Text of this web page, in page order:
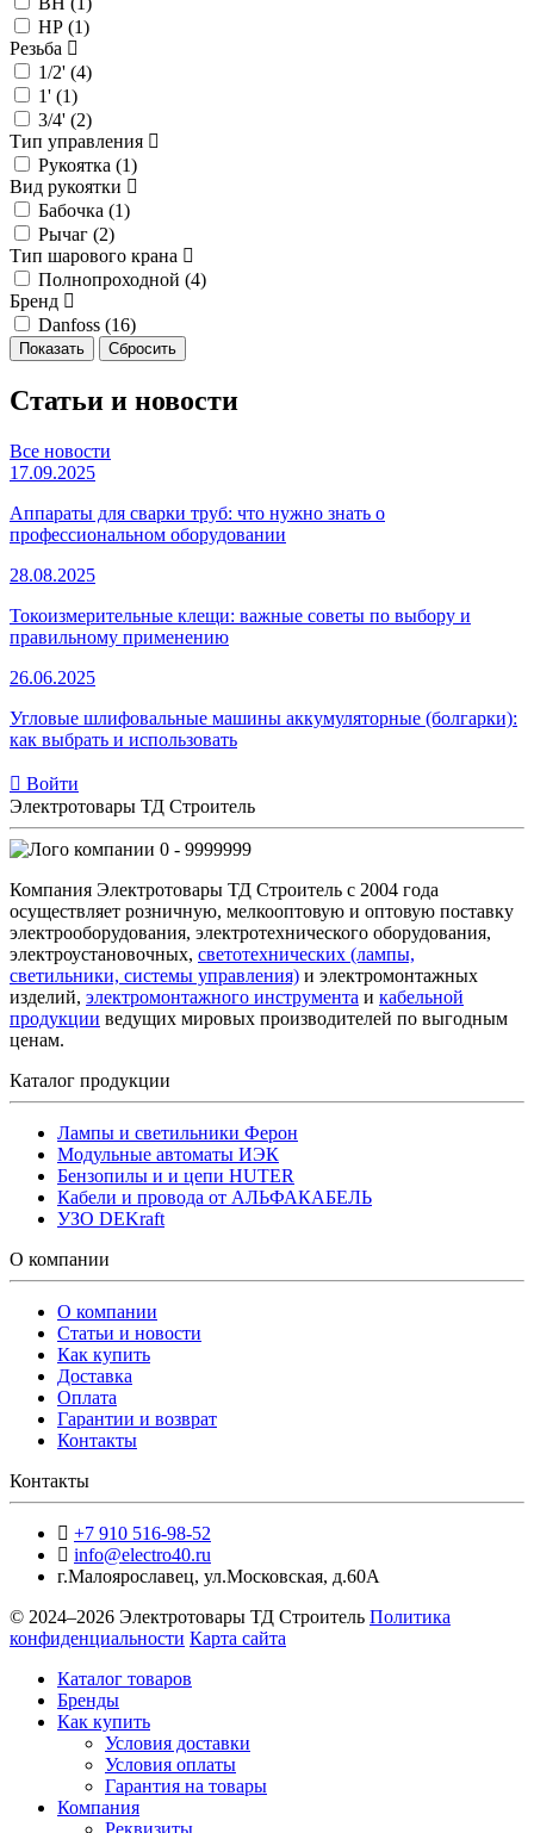
НР (1)
Резьба
1/2' (4)
1' (1)
3/4' (2)
Тип управления
Рукоятка (1)
Вид рукоятки
Бабочка (1)
Рычаг (2)
Тип шарового крана
Полнопроходной (4)
Бренд
Danfoss (16)
Статьи и новости
Все новости
17.09.2025
Аппараты для сварки труб: что нужно знать о
профессиональном оборудовании
28.08.2025
Токоизмерительные клещи: важные советы по выбору и
правильному применению
26.06.2025
Угловые шлифовальные машины аккумуляторные (болгарки):
как выбрать и использовать
Войти
Электротовары ТД Строитель
0 - 9999999
Компания Электротовары ТД Строитель с 2004 года
осуществляет розничную, мелкооптовую и оптовую поставку
электрооборудования, электротехнического оборудования,
электроустановочных, светотехнических (лампы,
светильники, системы управления) и электромонтажных
изделий, электромонтажного инструмента и кабельной
продукции ведущих мировых производителей по выгодным
ценам.
Каталог продукции
Лампы и светильники Ферон
Модульные автоматы ИЭК
Бензопилы и и цепи HUTER
Кабели и провода от АЛЬФАКАБЕЛЬ
УЗО DEKraft
О компании
О компании
Статьи и новости
Как купить
Доставка
Оплата
Гарантии и возврат
Контакты
Контакты
+7 910 516-98-52
info@electro40.ru
г.Малоярославец, ул.Московская, д.60А
© 2024–2026 Электротовары ТД Строитель Политика
конфиденциальности Карта сайта
Каталог товаров
Бренды
Как купить
Условия доставки
Условия оплаты
Гарантия на товары
Компания
Реквизиты